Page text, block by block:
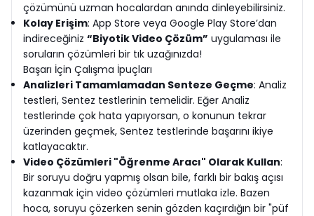
çözümünü uzman hocalardan anında dinleyebilirsiniz.
Kolay Erişim: App Store veya Google Play Store’dan
indireceğiniz “Biyotik Video Çözüm” uygulaması ile
soruların çözümleri bir tık uzağınızda!
Başarı İçin Çalışma İpuçları
Analizleri Tamamlamadan Senteze Geçme: Analiz
testleri, Sentez testlerinin temelidir. Eğer Analiz
testlerinde çok hata yapıyorsan, o konunun tekrar
üzerinden geçmek, Sentez testlerinde başarını ikiye
katlayacaktır.
Video Çözümleri "Öğrenme Aracı" Olarak Kullan:
Bir soruyu doğru yapmış olsan bile, farklı bir bakış açısı
kazanmak için video çözümleri mutlaka izle. Bazen
hoca, soruyu çözerken senin gözden kaçırdığın bir "püf